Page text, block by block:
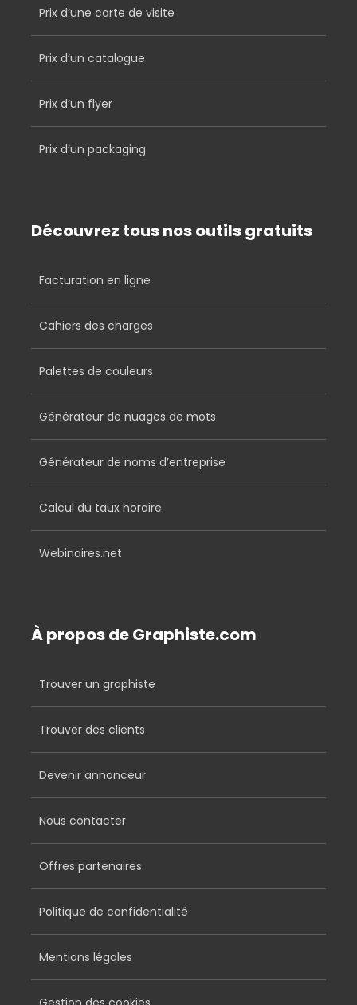
Prix d’une carte de visite
Prix d’un catalogue
Prix d’un flyer
Prix d’un packaging
Découvrez tous nos outils gratuits
Facturation en ligne
Cahiers des charges
Palettes de couleurs
Générateur de nuages de mots
Générateur de noms d’entreprise
Calcul du taux horaire
Webinaires.net
À propos de Graphiste.com
Trouver un graphiste
Trouver des clients
Devenir annonceur
Nous contacter
Offres partenaires
Politique de confidentialité
Mentions légales